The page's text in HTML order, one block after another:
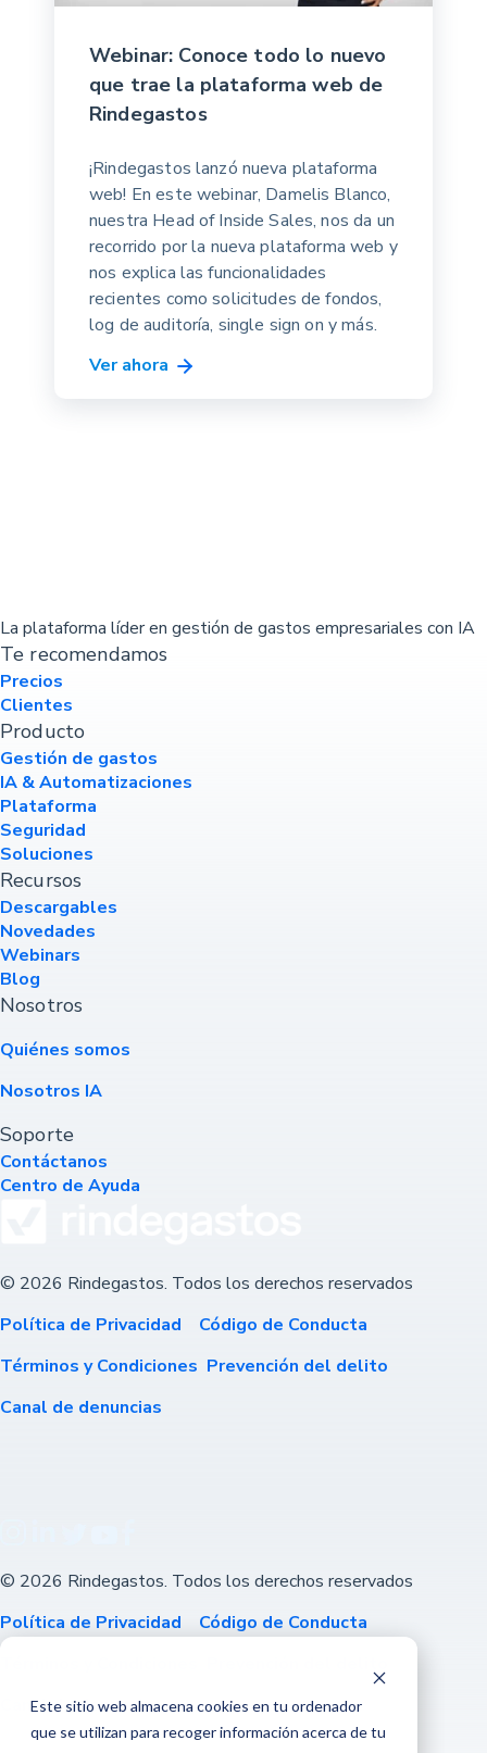
Este sitio web almacena cookies en tu ordenador
que se utilizan para recoger información acerca de tu
Webinar: Conoce todo lo nuevo
que trae la plataforma web de
Rindegastos
¡Rindegastos lanzó nueva plataforma
web! En este webinar, Damelis Blanco,
nuestra Head of Inside Sales, nos da un
recorrido por la nueva plataforma web y
nos explica las funcionalidades
recientes como solicitudes de fondos,
log de auditoría, single sign on y más.
Ver ahora
La plataforma líder en gestión de gastos empresariales con IA
Te recomendamos
Precios
Clientes
Producto
Gestión de gastos
IA & Automatizaciones
Plataforma
Seguridad
Soluciones
Recursos
Descargables
Novedades
Webinars
Blog
Nosotros
Quiénes somos
Nosotros IA
Soporte
Contáctanos
Centro de Ayuda
© 2026 Rindegastos. Todos los derechos reservados
Política de Privacidad
Código de Conducta
Términos y Condiciones Prevención del delito
Canal de denuncias
© 2026 Rindegastos. Todos los derechos reservados
Política de Privacidad
Código de Conducta
Canal de denuncias